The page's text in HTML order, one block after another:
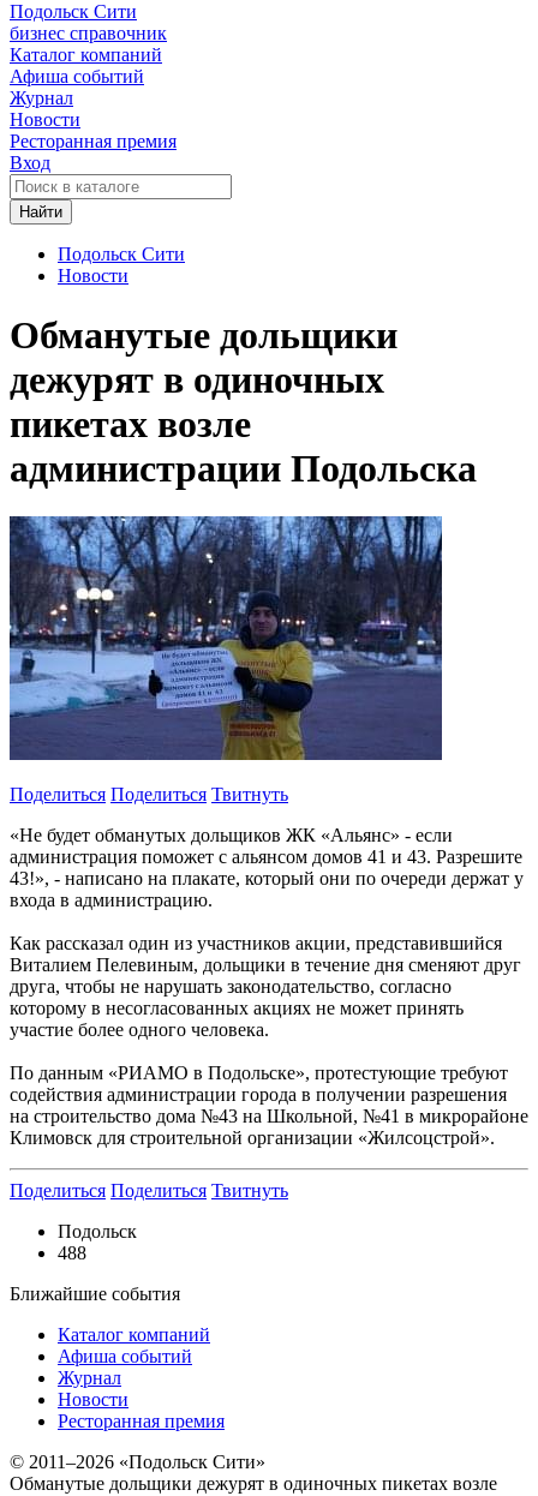
Подольск Сити
бизнес справочник
Каталог компаний
Афиша событий
Журнал
Новости
Ресторанная премия
Вход
Найти
Подольск Сити
Новости
Обманутые дольщики
дежурят в одиночных
пикетах возле
администрации Подольска
Поделиться Поделиться Твитнуть
«Не будет обманутых дольщиков ЖК «Альянс» - если
администрация поможет с альянсом домов 41 и 43. Разрешите
43!», - написано на плакате, который они по очереди держат у
входа в администрацию.
Как рассказал один из участников акции, представившийся
Виталием Пелевиным, дольщики в течение дня сменяют друг
друга, чтобы не нарушать законодательство, согласно
которому в несогласованных акциях не может принять
участие более одного человека.
По данным «РИАМО в Подольске», протестующие требуют
содействия администрации города в получении разрешения
на строительство дома №43 на Школьной, №41 в микрорайоне
Климовск для строительной организации «Жилсоцстрой».
Поделиться Поделиться Твитнуть
Подольск
488
Ближайшие события
Каталог компаний
Афиша событий
Журнал
Новости
Ресторанная премия
© 2011–2026 «Подольск Сити»
Обманутые дольщики дежурят в одиночных пикетах возле